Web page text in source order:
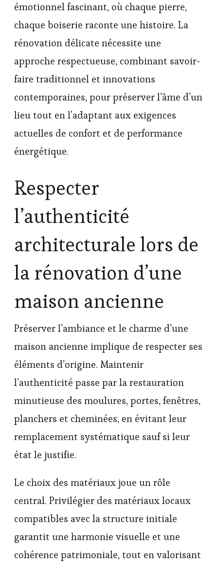
émotionnel fascinant, où chaque pierre,
chaque boiserie raconte une histoire. La
rénovation délicate nécessite une
approche respectueuse, combinant savoir-
faire traditionnel et innovations
contemporaines, pour préserver l’âme d’un
lieu tout en l’adaptant aux exigences
actuelles de confort et de performance
énergétique.
Respecter
l’authenticité
architecturale lors de
la rénovation d’une
maison ancienne
Préserver l’ambiance et le charme d’une
maison ancienne implique de respecter ses
éléments d’origine. Maintenir
l’authenticité passe par la restauration
minutieuse des moulures, portes, fenêtres,
planchers et cheminées, en évitant leur
remplacement systématique sauf si leur
état le justifie.
Le choix des matériaux joue un rôle
central. Privilégier des matériaux locaux
compatibles avec la structure initiale
garantit une harmonie visuelle et une
cohérence patrimoniale, tout en valorisant